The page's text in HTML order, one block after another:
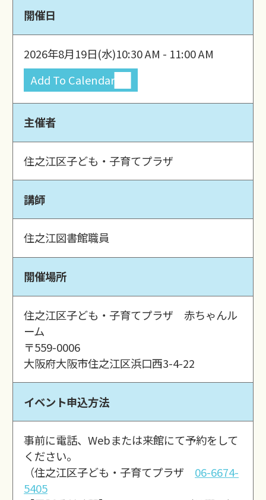
開催日
2026年8月19日(水)10:30 AM - 11:00 AM
Add To Calendar
主催者
住之江区子ども・子育てプラザ
講師
住之江図書館職員
開催場所
住之江区子ども・子育てプラザ 赤ちゃんル
ーム
〒559-0006
大阪府大阪市住之江区浜口西3-4-22
イベント申込方法
事前に電話、Webまたは来館にて予約をして
ください。
（住之江区子ども・子育てプラザ 06-6674-
5405